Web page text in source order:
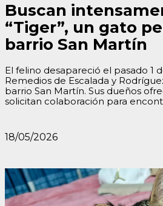
Buscan
“Tiger”, un gato
barrio San Martín
El felino desapareció el pasado 1
Remedios de Escalada y
barrio San Martín. Sus dueños
solicitan colaboración para
18/05/2026